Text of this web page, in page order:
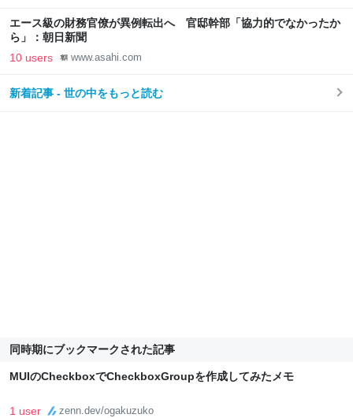
エース級の財務官僚が異例転出へ 官邸幹部「協力的でなかったか
ら」：朝日新聞
10 users www.asahi.com
新着記事 - 世の中をもっと読む
同時期にブックマークされた記事
MUIのCheckboxでCheckboxGroupを作成してみたメモ
1 user zenn.dev/ogakuzuko